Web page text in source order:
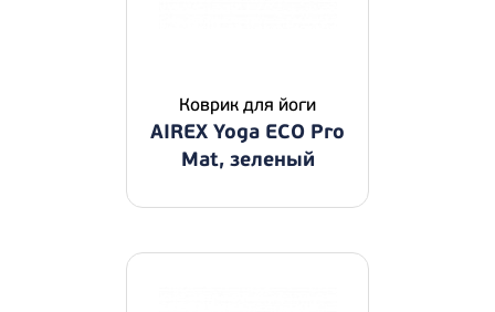
Коврик для йоги
AIREX Yoga ECO Pro
Mat, зеленый